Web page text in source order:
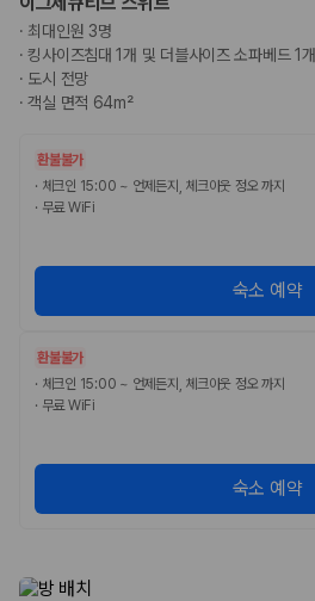
· 최대인원 3명
·킹사이즈침대 1개 및 더블사이즈 소파베드 1개
· 도시 전망
·객실 면적 64m²
환불불가
· 체크인 15:00 ~ 언제든지, 체크아웃 정오 까지
· 무료 WiFi
숙소 예약
환불불가
· 체크인 15:00 ~ 언제든지, 체크아웃 정오 까지
· 무료 WiFi
숙소 예약